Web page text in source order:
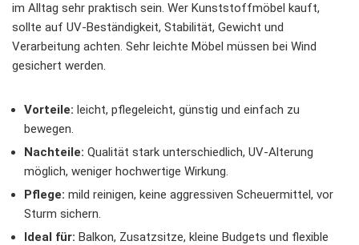
im Alltag sehr praktisch sein. Wer Kunststoffmöbel kauft,
sollte auf UV-Beständigkeit, Stabilität, Gewicht und
Verarbeitung achten. Sehr leichte Möbel müssen bei Wind
gesichert werden.
Vorteile: leicht, pflegeleicht, günstig und einfach zu
bewegen.
Nachteile: Qualität stark unterschiedlich, UV-Alterung
möglich, weniger hochwertige Wirkung.
Pflege: mild reinigen, keine aggressiven Scheuermittel, vor
Sturm sichern.
Ideal für: Balkon, Zusatzsitze, kleine Budgets und flexible